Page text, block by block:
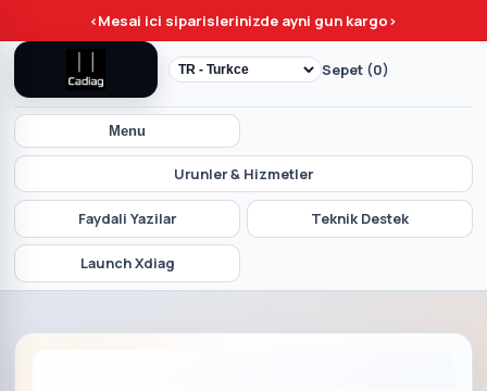
<Mesai ici siparislerinizde ayni gun kargo>
Menu
Urunler & Hizmetler
Faydali Yazilar Teknik Destek
Launch Xdiag
Sepet (0)